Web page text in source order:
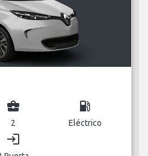
business_center
2
local_gas_station
Eléctrico
login